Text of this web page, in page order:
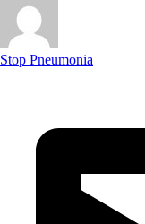
Stop Pneumonia